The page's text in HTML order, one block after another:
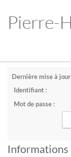
Pierre-
Dernière mise à
Identifiant :
Mot de passe :
Informations